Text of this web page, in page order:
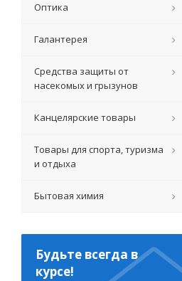
Оптика
Галантерея
Средства защиты от
насекомых и грызунов
Канцелярские товары
Товары для спорта, туризма
и отдыха
Бытовая химия
Будьте всегда в
курсе!